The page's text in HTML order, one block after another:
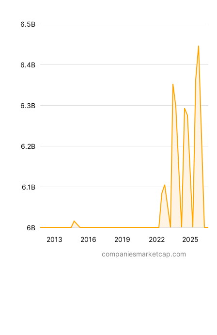
2013 2016 2019 2022 2025
6B
6.1B
6.2B
6.3B
6.4B
6.5B
companiesmarketcap.com